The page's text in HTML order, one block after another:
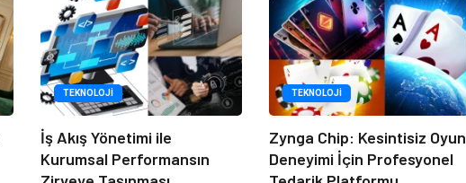
TEKNOLOJI
İş Akış Yönetimi ile
Kurumsal Performansın
TEKNOLOJI
Zynga Chip: Kesintisiz Oyun
Deneyimi İçin Profesyonel